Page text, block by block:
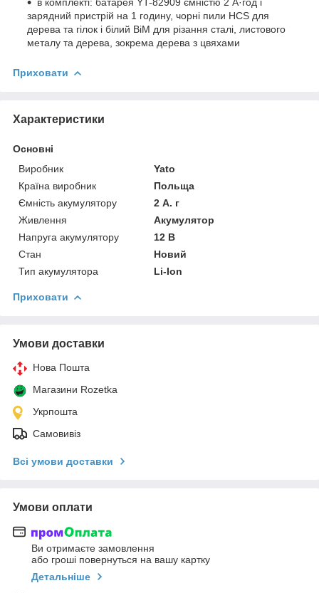
зарядний пристрій на 1 годину, чорні пили HCS для
дерева та гілок і білий BiM для різання сталі, листового
металу та дерева, зокрема дерева з цвяхами
Приховати
Характеристики
Основні
Виробник
Yato
Країна виробник
Польща
Ємність акумулятору
2 А. г
Живлення
Акумулятор
Напруга акумулятору
12 В
Стан
Новий
Тип акумулятора
Li-Ion
Приховати
Умови доставки
Нова Пошта
Магазини Rozetka
Укрпошта
Самовивіз
Всі умови доставки
Умови оплати
Ви отримаєте замовлення
або гроші повернуться на вашу картку
Детальніше